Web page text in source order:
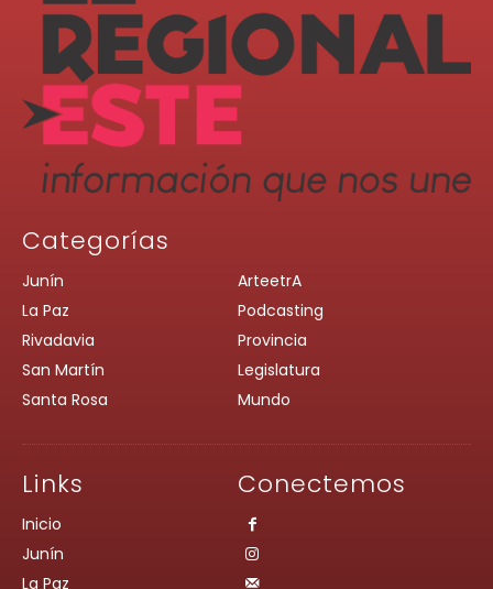
Categorías
Junín
La Paz
Rivadavia
San Martín
Santa Rosa
ArteetrA
Podcasting
Provincia
Legislatura
Mundo
Links
Inicio
Junín
La Paz
Conectemos